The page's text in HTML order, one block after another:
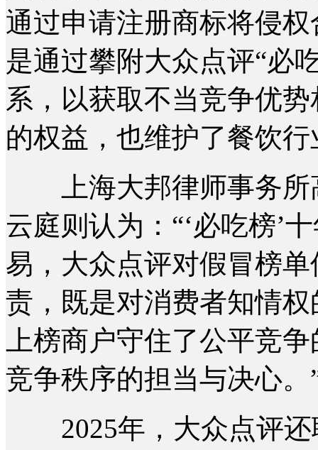
通过申请注册商标将侵
是通过攀附大众点评“必
系，以获取不当竞争优
的权益，也维护了餐饮
上海大邦律师事务所
云庭则认为：“‘必吃榜’
易，大众点评对假冒榜
责，既是对消费者知情
上榜商户守住了公平竞
竞争秩序的担当与决心。
2025年，大众点评还